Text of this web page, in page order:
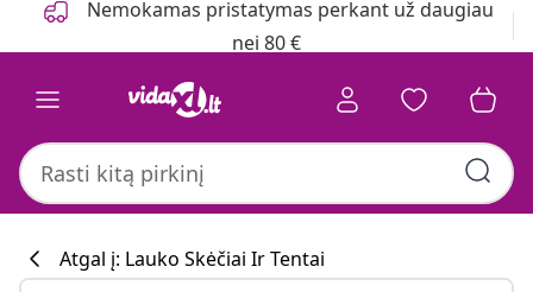
Nemokamas pristatymas perkant už daugiau
nei 80 €
Atgal į: Lauko Skėčiai Ir Tentai